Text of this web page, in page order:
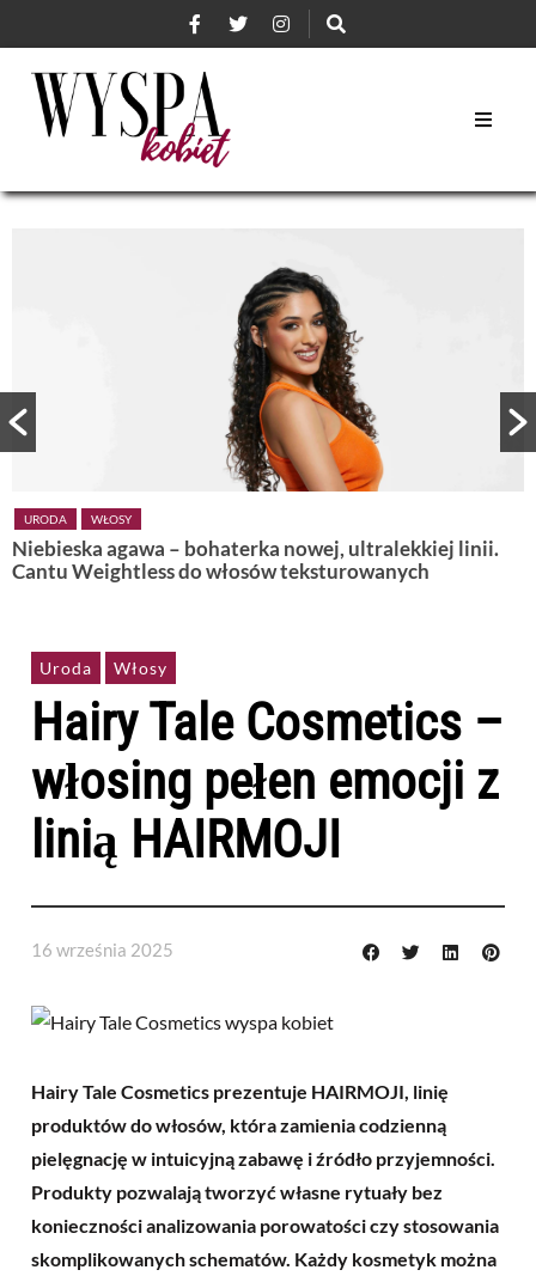
URODA WŁOSY
Niebieska agawa – bohaterka nowej, ultralekkiej linii.
Cantu Weightless do włosów teksturowanych
Uroda Włosy
Hairy Tale Cosmetics –
włosing pełen emocji z
linią HAIRMOJI
16 września 2025
Hairy Tale Cosmetics prezentuje HAIRMOJI, linię
produktów do włosów, która zamienia codzienną
pielęgnację w intuicyjną zabawę i źródło przyjemności.
Produkty pozwalają tworzyć własne rytuały bez
konieczności analizowania porowatości czy stosowania
skomplikowanych schematów. Każdy kosmetyk można